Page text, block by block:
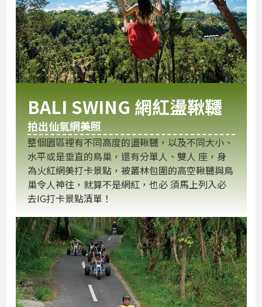
BALI SWING 網紅盪鞦韆
拍出仙氣網美照
整個園區裡有不同高度的盪鞦韆，以及不同大小、
水平或是垂直的鳥巢，還有分單人、雙人 座，身
為火紅網美打卡景點，被叢林包圍的高空鞦韆與鳥
巢令人神往，就算不是網紅，也必 須馬上列入必
去IG打卡景點清單！